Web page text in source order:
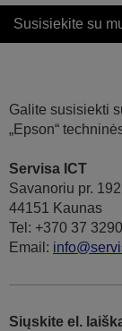
Susisiekite su
Galite susisiekti
„Epson“
Servisa ICT
Savanoriu pr. 192
44151 Kaunas
Tel: +370 37
Email:
Siųskite el.